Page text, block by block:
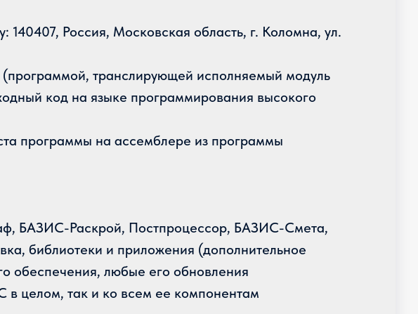
Россия, Московская область, г. Коломна, ул.
транслирующей исполняемый модуль
код на языке программирования высокого
программы на ассемблере из программы
БАЗИС-Раскрой, Постпроцессор, БАЗИС-Смета,
и приложения (дополнительное
обеспечения, любые его обновления
целом, так и ко всем ее компонентам